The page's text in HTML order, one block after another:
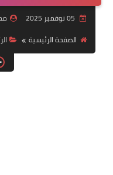
الصفحة الرئيسية